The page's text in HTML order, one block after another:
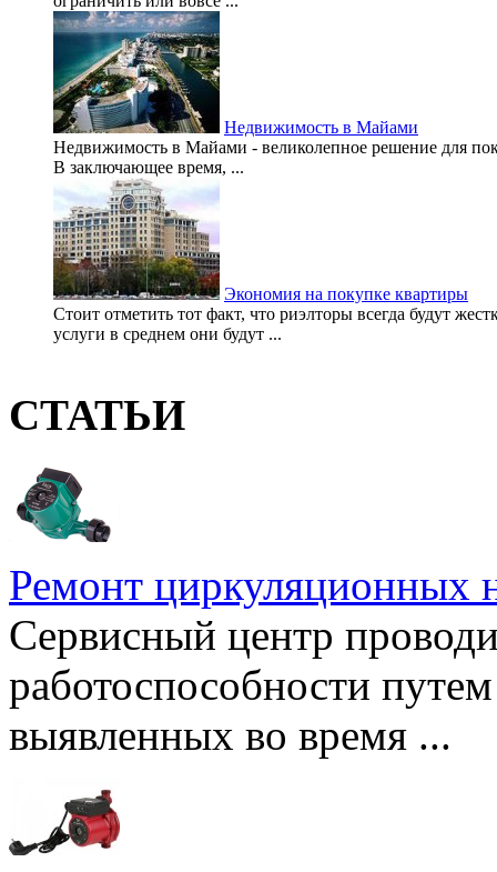
Недвижимость в Майами
Недвижимость в Майами - великолепное решение для
В заключающее время, ...
Экономия на покупке квартиры
Стоит отметить тот факт, что риэлторы всегда будут
услуги в среднем они будут ...
СТАТЬИ
Ремонт циркуляционных
Сервисный центр
работоспособности
выявленных во время ...